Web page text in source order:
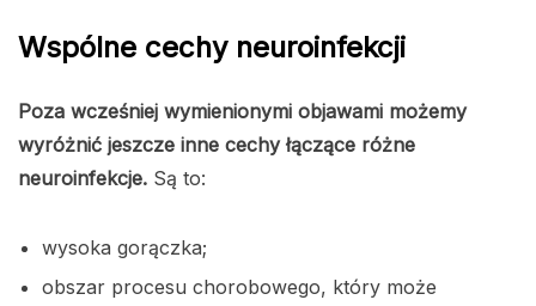
Wspólne cechy neuroinfekcji
Poza wcześniej wymienionymi objawami możemy
wyróżnić jeszcze inne cechy łączące różne
neuroinfekcje. Są to:
wysoka gorączka;
obszar procesu chorobowego, który może